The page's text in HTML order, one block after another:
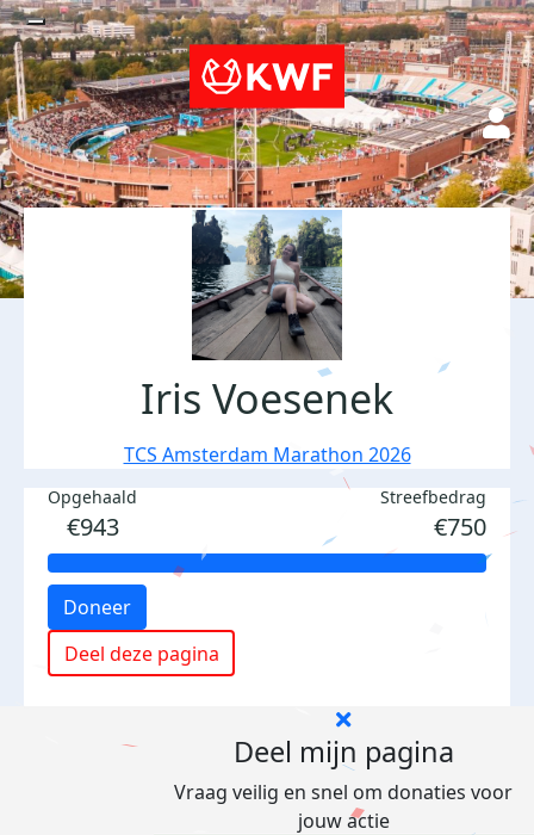
Iris Voesenek
TCS Amsterdam Marathon 2026
Opgehaald
€943
Streefbedrag
€750
Doneer
Deel deze pagina
Deel mijn pagina
Vraag veilig en snel om donaties voor
jouw actie